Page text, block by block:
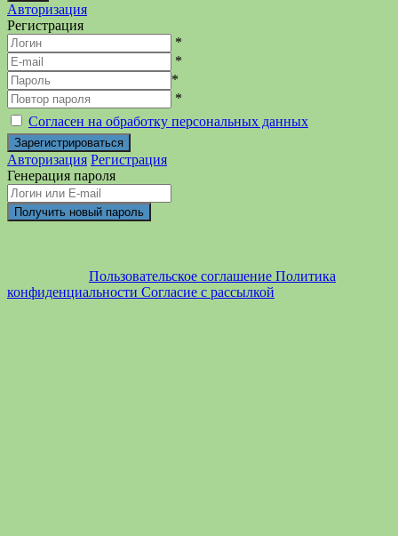
Авторизация
Регистрация
*
*
*
*
Согласен на обработку персональных данных
Авторизация Регистрация
Генерация пароля
Пользовательское соглашение Политика
конфиденциальности Согласие с рассылкой